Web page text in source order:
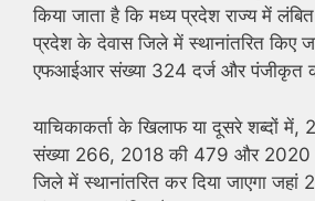
किया जाता है कि मध्य प्रदेश राज्य में
प्रदेश के देवास जिले में स्थानांतरित किए
एफआईआर संख्या 324 दर्ज और पंजीकृत
याचिकाकर्ता के खिलाफ या दूसरे शब्दों
संख्या 266, 2018 की 479 और 2020
जिले में स्थानांतरित कर दिया जाएगा